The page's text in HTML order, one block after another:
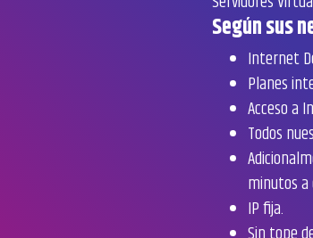
Según sus
Internet
Planes
Acceso a
Todos
minutos a
IP fija.